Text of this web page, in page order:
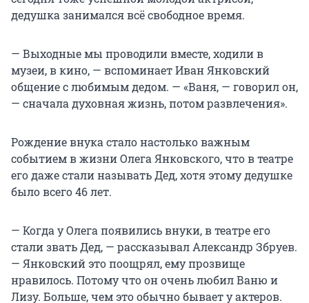
дедушка занимался всё свободное время.
— Выходные мы проводили вместе, ходили в
музеи, в кино, — вспоминает Иван Янковский
общение с любимым дедом. — «Ваня, — говорил он,
— сначала духовная жизнь, потом развлечения».
Рождение внука стало настолько важным
событием в жизни Олега Янковского, что в театре
его даже стали называть Дед, хотя этому дедушке
было всего 46 лет.
— Когда у Олега появились внуки, в театре его
стали звать Дед, — рассказывал Александр Збруев.
— Янковский это поощрял, ему прозвище
нравилось. Потому что он очень любил Ваню и
Лизу. Больше, чем это обычно бывает у актеров.